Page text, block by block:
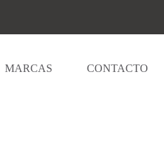
MARCAS CONTACTO